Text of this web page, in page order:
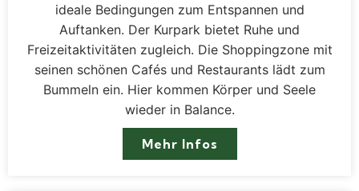
ideale Bedingungen zum Entspannen und
Auftanken. Der Kurpark bietet Ruhe und
Freizeitaktivitäten zugleich. Die Shoppingzone mit
seinen schönen Cafés und Restaurants lädt zum
Bummeln ein. Hier kommen Körper und Seele
wieder in Balance.
Mehr Infos